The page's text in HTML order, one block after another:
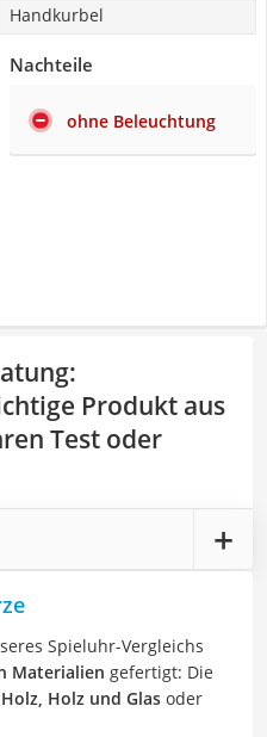
Handkurbel
Nachteile
ohne Beleuchtung
:
Produkt aus
Test oder
Spieluhr-Vergleichs
Materialien gefertigt: Die
Holz, Holz und Glas oder